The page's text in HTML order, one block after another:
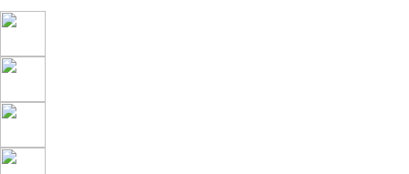
Відмінно підходить для дівчинки або мальчика на виписку та на
жовтень та листопад.